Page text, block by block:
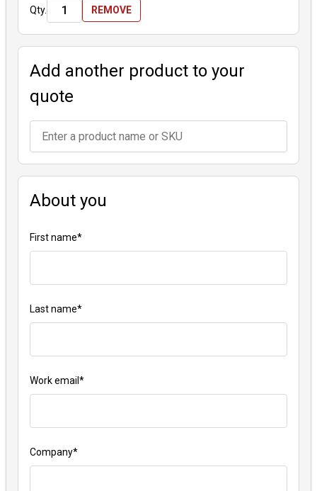
Proveedores
Qty. REMOVE
Add another product to your
quote
About you
*
First name
*
Last name
*
Work email
*
Company